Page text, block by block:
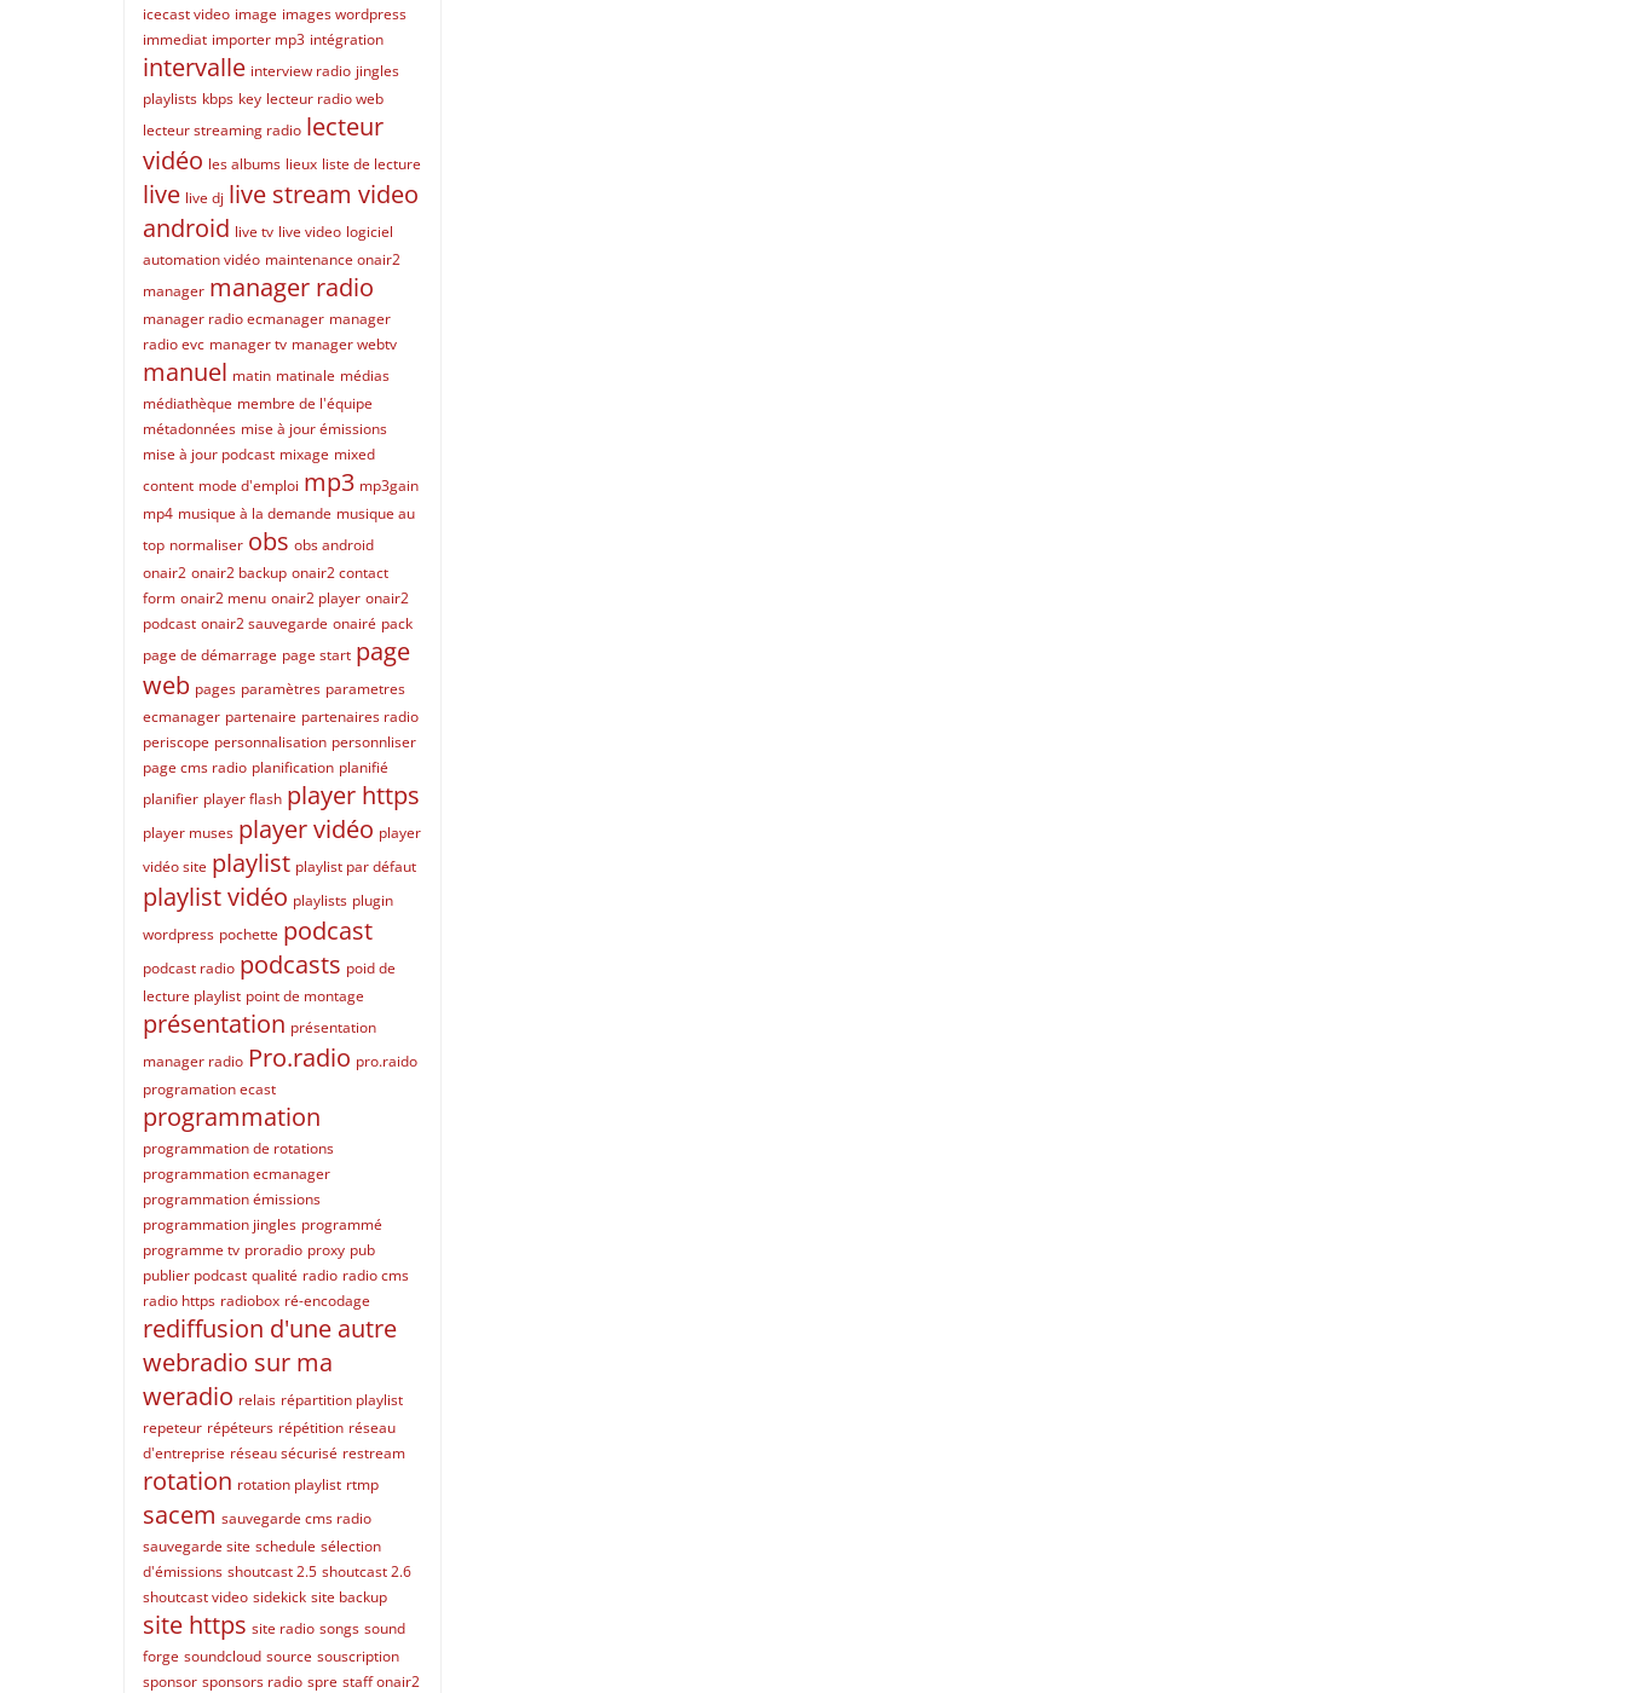
icecast video image images wordpress
immediat importer mp3 intégration
intervalle interview radio jingles
playlists kbps key lecteur radio web
lecteur streaming radio lecteur
vidéo les albums lieux liste de lecture
live live dj live stream video
android live tv live video logiciel
automation vidéo maintenance onair2
manager manager radio
manager radio ecmanager manager
radio evc manager tv manager webtv
manuel matin matinale médias
médiathèque membre de l'équipe
métadonnées mise à jour émissions
mise à jour podcast mixage mixed
content mode d'emploi mp3 mp3gain
mp4 musique à la demande musique au
top normaliser obs obs android
onair2 onair2 backup onair2 contact
form onair2 menu onair2 player onair2
podcast onair2 sauvegarde onairé pack
page de démarrage page start page
web pages paramètres parametres
ecmanager partenaire partenaires radio
periscope personnalisation personnliser
page cms radio planification planifié
planifier player flash player https
player muses player vidéo player
vidéo site playlist playlist par défaut
playlist vidéo playlists plugin
wordpress pochette podcast
podcast radio podcasts poid de
lecture playlist point de montage
présentation présentation
manager radio Pro.radio pro.raido
programation ecast
programmation
programmation de rotations
programmation ecmanager
programmation émissions
programmation jingles programmé
programme tv proradio proxy pub
publier podcast qualité radio radio cms
radio https radiobox ré-encodage
rediffusion d'une autre
webradio sur ma
weradio relais répartition playlist
repeteur répéteurs répétition réseau
d'entreprise réseau sécurisé restream
rotation rotation playlist rtmp
sacem sauvegarde cms radio
sauvegarde site schedule sélection
d'émissions shoutcast 2.5 shoutcast 2.6
shoutcast video sidekick site backup
site https site radio songs sound
forge soundcloud source souscription
sponsor sponsors radio spre staff onair2